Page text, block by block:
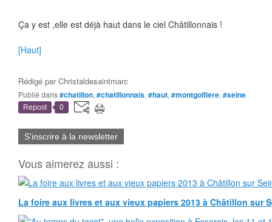
Ça y est ,elle est déjà haut dans le ciel Châtillonnais !
[Haut]
Rédigé parChristaldesaintmarc
Publié dans#chatillon, #chatillonnais, #haut, #montgolfiere, #seine
Repost 0
S'inscrire à la newsletter
Vous aimerez aussi :
La foire aux livres et aux vieux papiers 2013 à Châtillon sur